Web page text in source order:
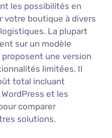
les possibilités en
boutique à divers
La plupart
sur un modèle
proposent une version
limitées. Il
total incluant
et les
comparer
solutions.